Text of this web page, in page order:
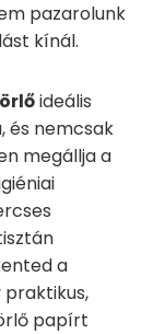
pazarolunk
kínál.
ideális
és nemcsak
megállja a
a
papírt